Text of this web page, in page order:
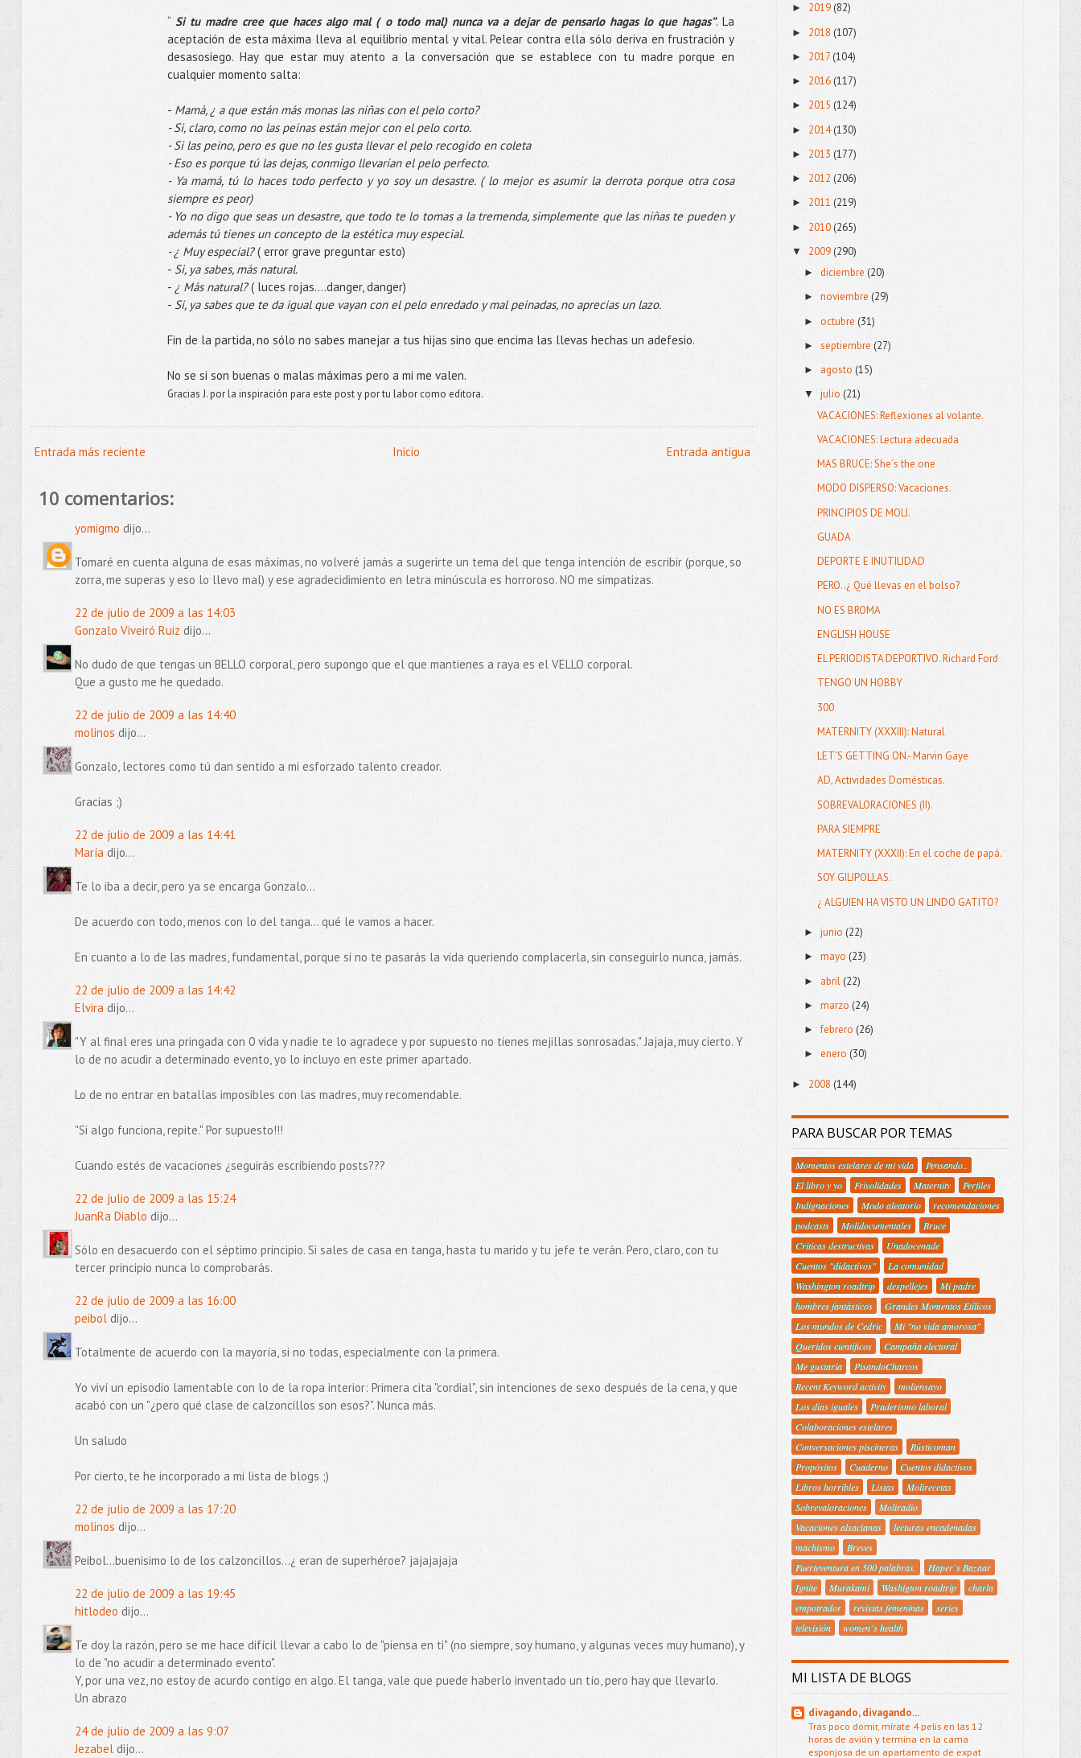
“ Si tu madre cree que haces algo mal ( o todo mal) nunca va a dejar de pensarlo hagas lo que hagas”. La
aceptación de esta máxima lleva al equilibrio mental y vital. Pelear contra ella sólo deriva en frustración y
desasosiego. Hay que estar muy atento a la conversación que se establece con tu madre porque en
cualquier momento salta:
- Mamá, ¿ a que están más monas las niñas con el pelo corto?
- Si, claro, como no las peinas están mejor con el pelo corto.
- Si las peino, pero es que no les gusta llevar el pelo recogido en coleta
- Eso es porque tú las dejas, conmigo llevarían el pelo perfecto.
- Ya mamá, tú lo haces todo perfecto y yo soy un desastre. ( lo mejor es asumir la derrota porque otra cosa
siempre es peor)
- Yo no digo que seas un desastre, que todo te lo tomas a la tremenda, simplemente que las niñas te pueden y
además tú tienes un concepto de la estética muy especial.
- ¿ Muy especial?( error grave preguntar esto)
- Si, ya sabes, más natural.
- ¿ Más natural?( luces rojas….danger, danger)
- Si, ya sabes que te da igual que vayan con el pelo enredado y mal peinadas, no aprecias un lazo.
Fin de la partida, no sólo no sabes manejar a tus hijas sino que encima las llevas hechas un adefesio.
No se si son buenas o malas máximas pero a mi me valen.
Gracias J. por la inspiración para este post y por tu labor como editora.
Entrada más reciente Entrada antigua
Inicio
10 comentarios:
yomigmo dijo...
Tomaré en cuenta alguna de esas máximas, no volveré jamás a sugerirte un tema del que tenga intención de escribir (porque, so
zorra, me superas y eso lo llevo mal) y ese agradecidimiento en letra minúscula es horroroso. NO me simpatizas.
22 de julio de 2009 a las 14:03
Gonzalo Viveiró Ruiz dijo...
No dudo de que tengas un BELLO corporal, pero supongo que el que mantienes a raya es el VELLO corporal.
Que a gusto me he quedado.
22 de julio de 2009 a las 14:40
molinos dijo...
Gonzalo, lectores como tú dan sentido a mi esforzado talento creador.
Gracias ;)
22 de julio de 2009 a las 14:41
María dijo...
Te lo iba a decir, pero ya se encarga Gonzalo...
De acuerdo con todo, menos con lo del tanga... qué le vamos a hacer.
En cuanto a lo de las madres, fundamental, porque si no te pasarás la vida queriendo complacerla, sin conseguirlo nunca, jamás.
22 de julio de 2009 a las 14:42
Elviradijo...
"Y al final eres una pringada con 0 vida y nadie te lo agradece y por supuesto no tienes mejillas sonrosadas." Jajaja, muy cierto. Y
lo de no acudir a determinado evento, yo lo incluyo en este primer apartado.
Lo de no entrar en batallas imposibles con las madres, muy recomendable.
"Si algo funciona, repite." Por supuesto!!!
Cuando estés de vacaciones ¿seguirás escribiendo posts???
22 de julio de 2009 a las 15:24
JuanRa Diablo dijo...
Sólo en desacuerdo con el séptimo principio. Si sales de casa en tanga, hasta tu marido y tu jefe te verán. Pero, claro, con tu
tercer principio nunca lo comprobarás.
22 de julio de 2009 a las 16:00
peiboldijo...
Totalmente de acuerdo con la mayoría, si no todas, especialmente con la primera.
Yo viví un episodio lamentable con lo de la ropa interior: Primera cita "cordial", sin intenciones de sexo después de la cena, y que
acabó con un "¿pero qué clase de calzoncillos son esos?". Nunca más.
Un saludo
Por cierto, te he incorporado a mi lista de blogs ;)
22 de julio de 2009 a las 17:20
molinos dijo...
Peibol...buenisimo lo de los calzoncillos...¿ eran de superhéroe? jajajajaja
22 de julio de 2009 a las 19:45
hitlodeo dijo...
Te doy la razón, pero se me hace difícil llevar a cabo lo de "piensa en ti" (no siempre, soy humano, y algunas veces muy humano), y
lo de "no acudir a determinado evento".
Y, por una vez, no estoy de acurdo contigo en algo. El tanga, vale que puede haberlo inventado un tío, pero hay que llevarlo.
Un abrazo
24 de julio de 2009 a las 9:07
Jezabeldijo...
► 2019(82)
► 2018 (107)
► 2017 (104)
► 2016(117)
► 2015 (124)
► 2014(130)
► 2013 (177)
► 2012 (206)
► 2011 (219)
► 2010(265)
▼ 2009 (290)
►diciembre(20)
►noviembre(29)
►octubre(31)
► septiembre(27)
► agosto(15)
▼julio(21)
VACACIONES: Reflexiones al volante.
VACACIONES: Lectura adecuada
MAS BRUCE: She´s the one
MODO DISPERSO: Vacaciones.
PRINCIPIOS DE MOLI.
GUADA
DEPORTE E INUTILIDAD
PERO..¿ Qué llevas en el bolso?
NO ES BROMA
ENGLISH HOUSE
EL PERIODISTA DEPORTIVO. Richard Ford
TENGO UN HOBBY
300
MATERNITY (XXXIII): Natural
LET´S GETTING ON.- Marvin Gaye
AD, Actividades Domésticas.
SOBREVALORACIONES (II).
PARA SIEMPRE
MATERNITY (XXXII): En el coche de papá.
SOY GILIPOLLAS.
¿ ALGUIEN HA VISTO UN LINDO GATITO?
►junio(22)
►mayo(23)
► abril(22)
►marzo(24)
►febrero (26)
►enero(30)
► 2008 (144)
PARA BUSCAR POR TEMAS
Momentos estelares de mi vida
Pensando..
El libro y yo
Frivolidades Maternity
Perfiles
Indignaciones
Modo aleatorio
recomendaciones
podcasts
Molidocumentales
Bruce
Criticas destructivas
Unadocenade
Cuentos "didactivos"
La comunidad
Washington roadtrip
despellejes
Mi padre
hombres fantásticos
Grandes Momentos Etílicos
Los mundos de Cedric
Mi "no vida amorosa"
Queridos científicos
Campaña electoral
Me gustaría
PisandoCharcos
Recent Keyword activity
moliensayo
Los días iguales
Praderismo laboral
Colaboraciones estelares
Conversaciones piscineras
Rústicoman
Propósitos
Cuaderno
Cuentos didactivos
Libros horribles
Listas
Molirecetas
Sobrevaloraciones
Moliradio
Vacaciones alsacianas
lecturas encadenadas
machismo
Breves
Fuerteventura en 500 palabras.
Haper´s Bazaar
Ignite
Murakami Washigton roadtrip
charla
empotrador
revistas femeninas
series
televisión
women´s health
MI LISTA DE BLOGS
divagando, divagando...
Tras poco domir, mírate 4 pelis en las 12
horas de avión y termina en la cama
esponjosa de un apartamento de expat